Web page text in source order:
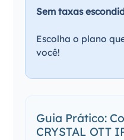
Sem taxas
Escolha o plano
você!
Guia Prático:
CRYSTAL OTT